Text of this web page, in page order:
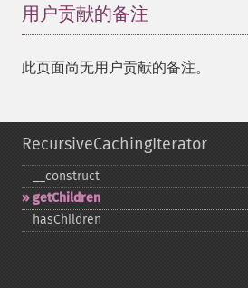
用户贡献的备注
此页面尚无用户贡献的备注。
RecursiveCachingIterator
_​_​construct
getChildren
hasChildren